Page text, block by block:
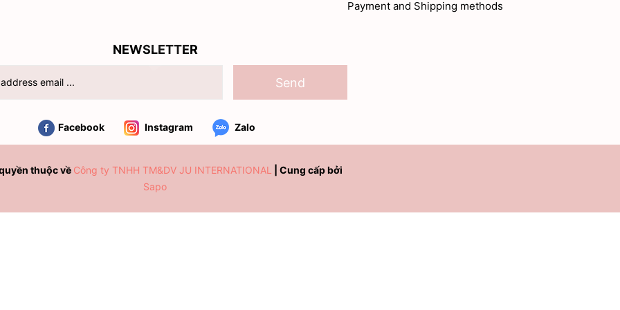
Payment and Shipping methods
NEWSLETTER
Send
Facebook Instagram Zalo
thuộc về Công ty TNHH TM&DV JU INTERNATIONAL
Cung cấp bởi
Sapo